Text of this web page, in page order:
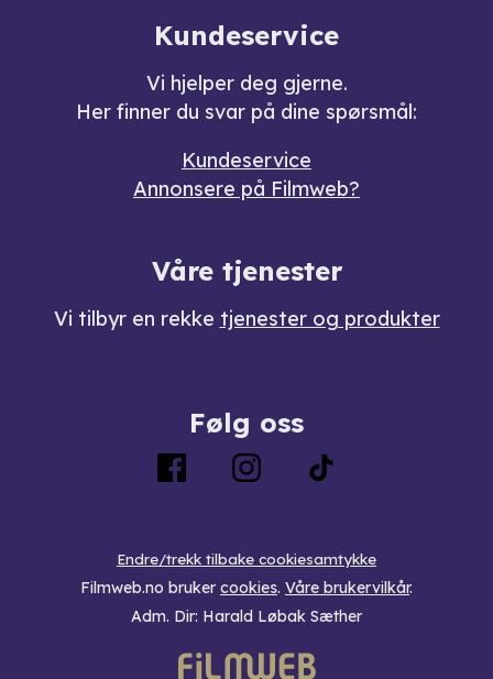
Kundeservice
Vi hjelper deg gjerne.
Her finner du svar på dine spørsmål:
Kundeservice
Annonsere på Filmweb?
Våre tjenester
Vi tilbyr en rekke tjenester og produkter
Følg oss
Endre/trekk tilbake cookiesamtykke
Filmweb.no bruker cookies. Våre brukervilkår.
Adm. Dir: Harald Løbak Sæther